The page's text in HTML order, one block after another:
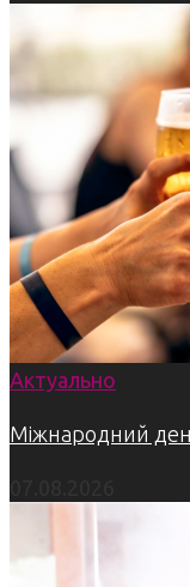
Актуально
Міжнародний